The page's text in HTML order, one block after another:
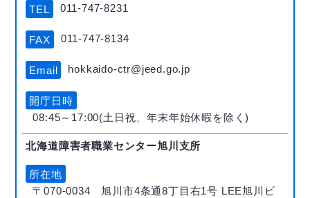
TEL 011-747-8231
FAX 011-747-8134
Email hokkaido-ctr@jeed.go.jp
開庁日時
08:45～17:00(土日祝、年末年始休暇を除く)
北海道障害者職業センター旭川支所
所在地
〒070-0034 旭川市4条通8丁目右1号 LEE旭川ビ